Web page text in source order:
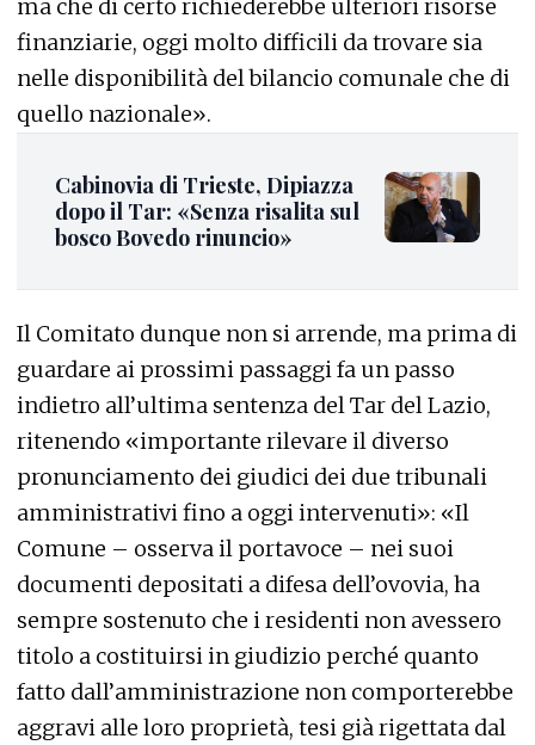
ma che di certo richiederebbe ulteriori risorse
finanziarie, oggi molto difficili da trovare sia
nelle disponibilità del bilancio comunale che di
quello nazionale».
Cabinovia di Trieste, Dipiazza
dopo il Tar: «Senza risalita sul
bosco Bovedo rinuncio»
Il Comitato dunque non si arrende, ma prima di
guardare ai prossimi passaggi fa un passo
indietro all’ultima sentenza del Tar del Lazio,
ritenendo «importante rilevare il diverso
pronunciamento dei giudici dei due tribunali
amministrativi fino a oggi intervenuti»: «Il
Comune – osserva il portavoce – nei suoi
documenti depositati a difesa dell’ovovia, ha
sempre sostenuto che i residenti non avessero
titolo a costituirsi in giudizio perché quanto
fatto dall’amministrazione non comporterebbe
aggravi alle loro proprietà, tesi già rigettata dal